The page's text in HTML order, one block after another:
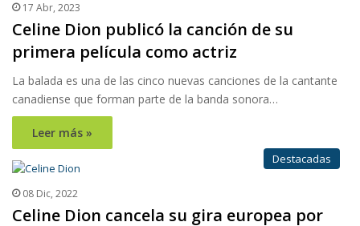
17 Abr, 2023
Celine Dion publicó la canción de su
primera película como actriz
La balada es una de las cinco nuevas canciones de la cantante
canadiense que forman parte de la banda sonora…
Leer más »
Destacadas
08 Dic, 2022
Celine Dion cancela su gira europea por